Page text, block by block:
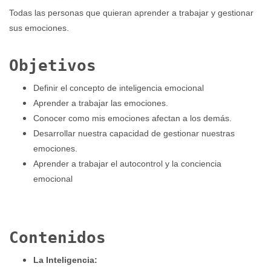
Todas las personas que quieran aprender a trabajar y gestionar
sus emociones.
Objetivos
Definir el concepto de inteligencia emocional
Aprender a trabajar las emociones.
Conocer como mis emociones afectan a los demás.
Desarrollar nuestra capacidad de gestionar nuestras
emociones.
Aprender a trabajar el autocontrol y la conciencia
emocional
Contenidos
La Inteligencia: